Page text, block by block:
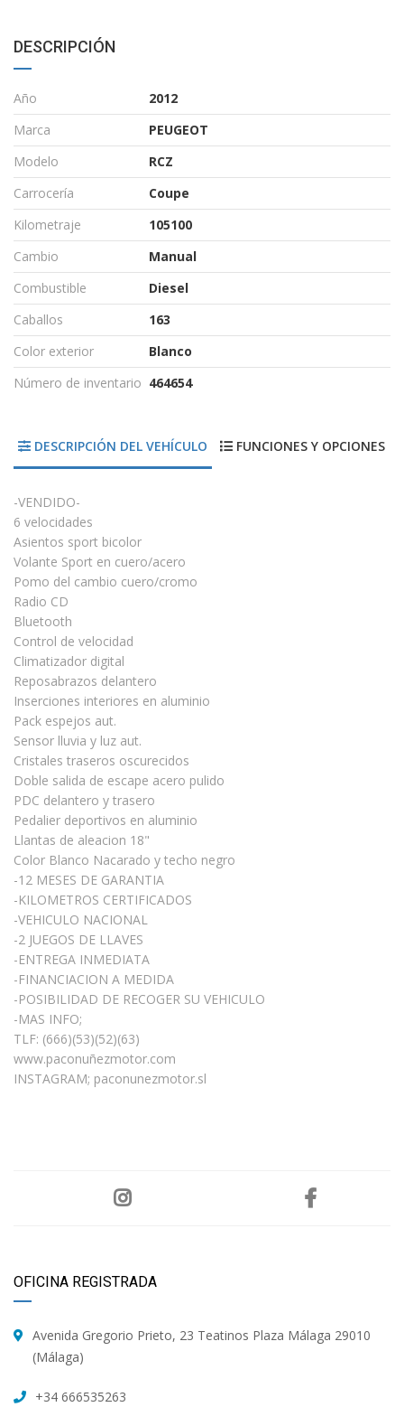
DESCRIPCIÓN
Año
2012
Marca
PEUGEOT
Modelo
RCZ
Carrocería
Coupe
Kilometraje
105100
Cambio
Manual
Combustible
Diesel
Caballos
163
Color exterior
Blanco
Número de inventario 464654
DESCRIPCIÓN DEL VEHÍCULO FUNCIONES Y OPCIONES
-VENDIDO-
6 velocidades
Asientos sport bicolor
Volante Sport en cuero/acero
Pomo del cambio cuero/cromo
Radio CD
Bluetooth
Control de velocidad
Climatizador digital
Reposabrazos delantero
Inserciones interiores en aluminio
Pack espejos aut.
Sensor lluvia y luz aut.
Cristales traseros oscurecidos
Doble salida de escape acero pulido
PDC delantero y trasero
Pedalier deportivos en aluminio
Llantas de aleacion 18"
Color Blanco Nacarado y techo negro
-12 MESES DE GARANTIA
-KILOMETROS CERTIFICADOS
-VEHICULO NACIONAL
-2 JUEGOS DE LLAVES
-ENTREGA INMEDIATA
-FINANCIACION A MEDIDA
-POSIBILIDAD DE RECOGER SU VEHICULO
-MAS INFO;
TLF: (666)(53)(52)(63)
www.paconuñezmotor.com
INSTAGRAM; paconunezmotor.sl
OFICINA REGISTRADA
Avenida Gregorio Prieto, 23 Teatinos Plaza Málaga 29010
(Málaga)
+34 666535263